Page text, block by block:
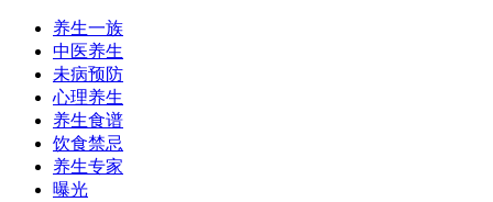
养生一族
中医养生
未病预防
心理养生
养生食谱
饮食禁忌
养生专家
曝光